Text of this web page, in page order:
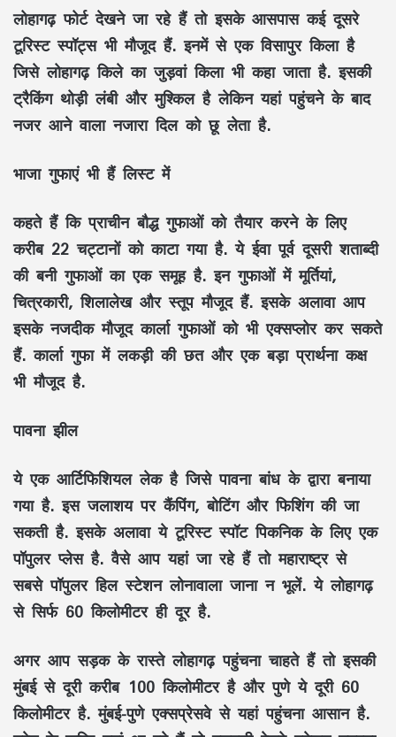
लोहागढ़ फोर्ट देखने जा रहे हैं तो इसके आसपास कई दूसरे
टूरिस्ट स्पॉट्स भी मौजूद हैं. इनमें से एक विसापुर किला है
जिसे लोहागढ़ किले का जुड़वां किला भी कहा जाता है. इसकी
ट्रैकिंग थोड़ी लंबी और मुश्किल है लेकिन यहां पहुंचने के बाद
नजर आने वाला नजारा दिल को छू लेता है.
भाजा गुफाएं भी हैं लिस्ट में
कहते हैं कि प्राचीन बौद्ध गुफाओं को तैयार करने के लिए
करीब 22 चट्टानों को काटा गया है. ये ईवा पूर्व दूसरी शताब्दी
की बनी गुफाओं का एक समूह है. इन गुफाओं में मूर्तियां,
चित्रकारी, शिलालेख और स्तूप मौजूद हैं. इसके अलावा आप
इसके नजदीक मौजूद कार्ला गुफाओं को भी एक्सप्लोर कर सकते
हैं. कार्ला गुफा में लकड़ी की छत और एक बड़ा प्रार्थना कक्ष
भी मौजूद है.
पावना झील
ये एक आर्टिफिशियल लेक है जिसे पावना बांध के द्वारा बनाया
गया है. इस जलाशय पर कैंपिंग, बोटिंग और फिशिंग की जा
सकती है. इसके अलावा ये टूरिस्ट स्पॉट पिकनिक के लिए एक
पॉपुलर प्लेस है. वैसे आप यहां जा रहे हैं तो महाराष्ट्र से
सबसे पॉपुलर हिल स्टेशन लोनावाला जाना न भूलें. ये लोहागढ़
से सिर्फ 60 किलोमीटर ही दूर है.
अगर आप सड़क के रास्ते लोहागढ़ पहुंचना चाहते हैं तो इसकी
मुंबई से दूरी करीब 100 किलोमीटर है और पुणे ये दूरी 60
किलोमीटर है. मुंबई-पुणे एक्सप्रेसवे से यहां पहुंचना आसान है.